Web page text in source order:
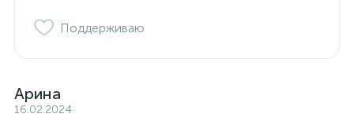
Поддерживаю
Арина
16.02.2024